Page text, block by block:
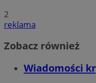
2
reklama
Zobacz również
Wiadomości